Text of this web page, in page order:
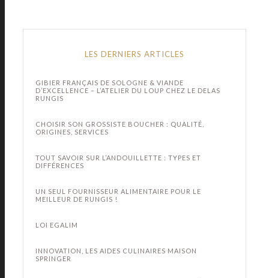
LES DERNIERS ARTICLES
GIBIER FRANÇAIS DE SOLOGNE & VIANDE
D’EXCELLENCE – L’ATELIER DU LOUP CHEZ LE DELAS
RUNGIS
CHOISIR SON GROSSISTE BOUCHER : QUALITÉ,
ORIGINES, SERVICES
TOUT SAVOIR SUR L’ANDOUILLETTE : TYPES ET
DIFFÉRENCES
UN SEUL FOURNISSEUR ALIMENTAIRE POUR LE
MEILLEUR DE RUNGIS !
LOI EGALIM
INNOVATION, LES AIDES CULINAIRES MAISON
SPRINGER